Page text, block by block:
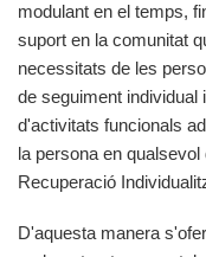
modulant en el temps,
suport en la comunitat
necessitats de les
de seguiment individual
d'activitats funcionals
la persona en
Recuperació
D'aquesta manera